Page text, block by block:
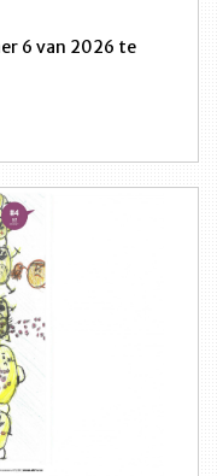
6 van 2026 te